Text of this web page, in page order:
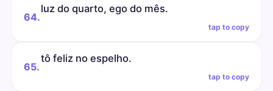
64.
luz do quarto, ego do mês.
tap to copy
65.
tô feliz no espelho.
tap to copy